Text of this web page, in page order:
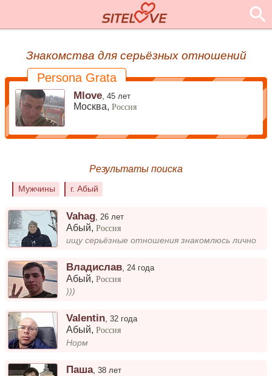
Знакомства для серьёзных отношений
Persona Grata
Mlove ,45 лет
Москва,Россия
Результаты поиска
Мужчины г. Абый
Vahag 26 лет
Абый,Россия
ищу серьёзные отношения знакомлюсь лично
Владислав 24 года
Абый,Россия
)))
Valentin,32 года
Абый,Россия
Норм
Паша,38 лет